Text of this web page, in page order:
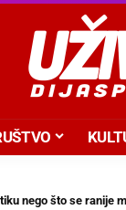
nego što se ranije